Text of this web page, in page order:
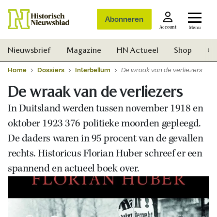
Abonneren
Account Menu
Zoek
Nieuwsbrief Magazine HN Actueel Shop
Home Dossiers Interbellum De wraak van de verliezers
De wraak van de verliezers
In Duitsland werden tussen november 1918 en
oktober 1923 376 politieke moorden gepleegd.
De daders waren in 95 procent van de gevallen
rechts. Historicus Florian Huber schreef er een
spannend en actueel boek over.